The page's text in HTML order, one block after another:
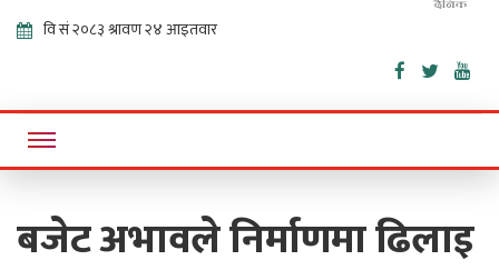
Sajha
Bisaunee
Online News Portal
बजेट अभावले निर्माणमा ढिलाइ